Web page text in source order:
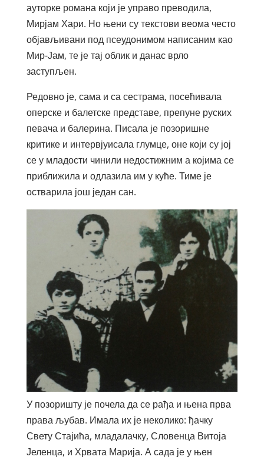
ауторке романа који је управо преводила,
Мирјам Хари. Но њени су текстови веома често
објављивани под псеудонимом написаним као
Мир-Јам, те је тај облик и данас врло
заступљен.
Редовно је, сама и са сестрама, посећивала
оперске и балетске представе, препуне руских
певача и балерина. Писала је позоришне
критике и интервјуисала глумце, оне који су јој
се у младости чинили недостижним а којима се
приближила и одлазила им у куће. Тиме је
остварила још један сан.
У позоришту је почела да се рађа и њена прва
права љубав. Имала их је неколико: ђачку
Свету Стајића, младалачку, Словенца Витоја
Јеленца, и Хрвата Марија. А сада је у њен